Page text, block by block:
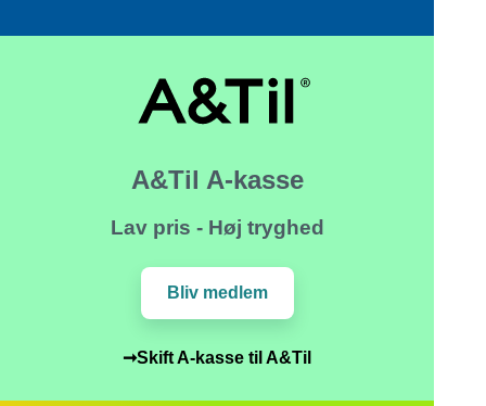
A&Til A-kasse
Lav pris - Høj tryghed
Bliv medlem
➞Skift A-kasse til A&Til